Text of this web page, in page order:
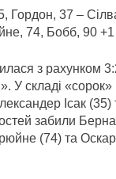
Гордон, 37 –
74, Бобб, 90 +1
з рахунком
У складі «сорок»
Ісак (35)
забили
(74) та